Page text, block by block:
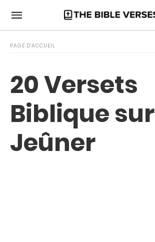
PAGE D'ACCUEIL
20 Versets
Biblique sur
Jeûner